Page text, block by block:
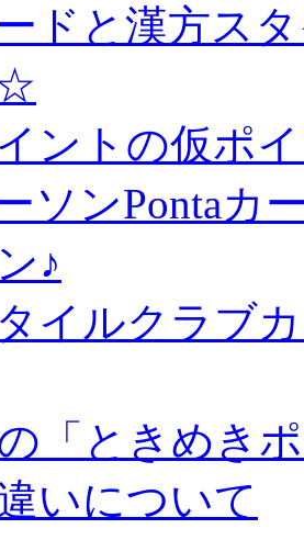
ドと漢方ス
ントの仮ポ
ソンPontaカ
♪
イルクラブ
「ときめき
いについて